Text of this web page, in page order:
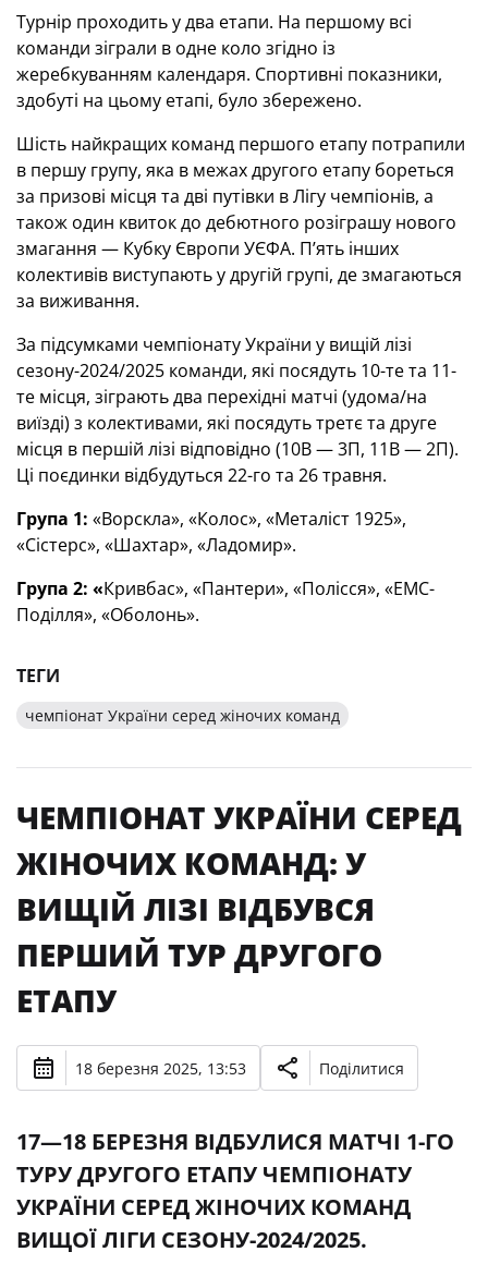
Турнір проходить у два етапи. На першому всі
команди зіграли в одне коло згідно із
жеребкуванням календаря. Спортивні показники,
здобуті на цьому етапі, було збережено.
Шість найкращих команд першого етапу потрапили
в першу групу, яка в межах другого етапу бореться
за призові місця та дві путівки в Лігу чемпіонів, а
також один квиток до дебютного розіграшу нового
змагання — Кубку Європи УЄФА. П’ять інших
колективів виступають у другій групі, де змагаються
за виживання.
За підсумками чемпіонату України у вищій лізі
сезону-2024/2025 команди, які посядуть 10-те та 11-
те місця, зіграють два перехідні матчі (удома/на
виїзді) з колективами, які посядуть третє та друге
місця в першій лізі відповідно (10В — 3П, 11В — 2П).
Ці поєдинки відбудуться 22-го та 26 травня.
Група 1: «Ворскла», «Колос», «Металіст 1925»,
«Сістерс», «Шахтар», «Ладомир».
Група 2: «Кривбас», «Пантери», «Полісся», «ЕМС-
Поділля», «Оболонь».
ТЕГИ
чемпіонат України серед жіночих команд
ЧЕМПІОНАТ УКРАЇНИ СЕРЕД
ЖІНОЧИХ КОМАНД: У
ВИЩІЙ ЛІЗІ ВІДБУВСЯ
ПЕРШИЙ ТУР ДРУГОГО
ЕТАПУ
18 березня 2025, 13:53 Поділитися
17—18 БЕРЕЗНЯ ВІДБУЛИСЯ МАТЧІ 1-ГО
ТУРУ ДРУГОГО ЕТАПУ ЧЕМПІОНАТУ
УКРАЇНИ СЕРЕД ЖІНОЧИХ КОМАНД
ВИЩОЇ ЛІГИ СЕЗОНУ-2024/2025.